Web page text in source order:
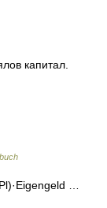
капитал.
…